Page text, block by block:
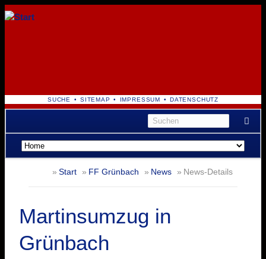
NAVIGATION
ÜBERSPRINGEN
SUCHE SITEMAP IMPRESSUM DATENSCHUTZ
Navigation
überspringen
Start FF Grünbach News News-Details
Martinsumzug in
Grünbach